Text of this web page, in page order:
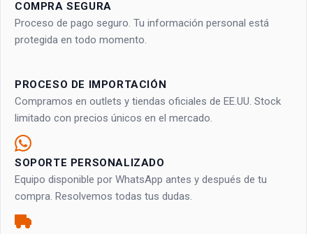
COMPRA SEGURA
Proceso de pago seguro. Tu información personal está
protegida en todo momento.
PROCESO DE IMPORTACIÓN
Compramos en outlets y tiendas oficiales de EE.UU. Stock
limitado con precios únicos en el mercado.
SOPORTE PERSONALIZADO
Equipo disponible por WhatsApp antes y después de tu
compra. Resolvemos todas tus dudas.